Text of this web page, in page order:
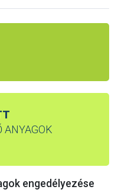
ANYAGOK
engedélyezése